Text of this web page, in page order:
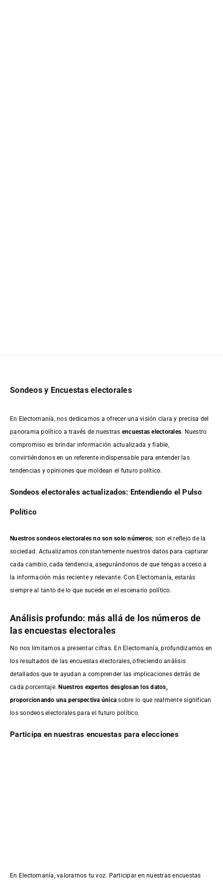
Sondeos y Encuestas electorales
En Electomanía, nos dedicamos a ofrecer una visión clara y precisa del
panorama político a través de nuestras encuestas electorales. Nuestro
compromiso es brindar información actualizada y fiable,
convirtiéndonos en un referente indispensable para entender las
tendencias y opiniones que moldean el futuro político.
Sondeos electorales actualizados: Entendiendo el Pulso
Político
Nuestros sondeos electorales no son solo números; son el reflejo de la
sociedad. Actualizamos constantemente nuestros datos para capturar
cada cambio, cada tendencia, asegurándonos de que tengas acceso a
la información más reciente y relevante. Con Electomanía, estarás
siempre al tanto de lo que sucede en el escenario político.
Análisis profundo: más allá de los números de
las encuestas electorales
No nos limitamos a presentar cifras. En Electomanía, profundizamos en
los resultados de las encuestas electorales, ofreciendo análisis
detallados que te ayudan a comprender las implicaciones detrás de
cada porcentaje.Nuestros expertos desglosan los datos,
proporcionando una perspectiva única sobre lo que realmente significan
los sondeos electorales para el futuro político.
Participa en nuestras encuestas para elecciones
En Electomanía, valoramos tu voz. Participar en nuestras encuestas